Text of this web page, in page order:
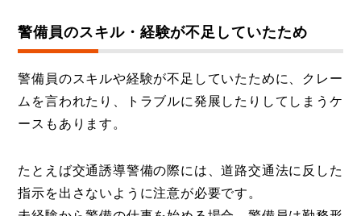
警備員のスキル・経験が不足していたため
警備員のスキルや経験が不足していたために、クレー
ムを言われたり、トラブルに発展したりしてしまうケ
ースもあります。
たとえば交通誘導警備の際には、道路交通法に反した
指示を出さないように注意が必要です。